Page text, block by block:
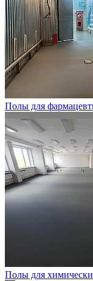
Полы для
Полы для